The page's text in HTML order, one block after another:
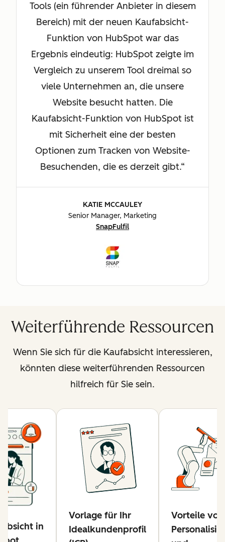
Tools (ein führender Anbieter in diesem
Bereich) mit der neuen Kaufabsicht-
Funktion von HubSpot war das
Ergebnis eindeutig: HubSpot zeigte im
Vergleich zu unserem Tool dreimal so
viele Unternehmen an, die unsere
Website besucht hatten. Die
Kaufabsicht-Funktion von HubSpot ist
mit Sicherheit eine der besten
Optionen zum Tracken von Website-
Besuchenden, die es derzeit gibt.
KATIE MCCAULEY
Senior Manager, Marketing
SnapFulfil
Weiterführende Ressourcen
Wenn Sie sich für die Kaufabsicht interessieren,
könnten diese weiterführenden Ressourcen
hilfreich für Sie sein.
in
Vorlage für Ihr
Idealkundenprofil
Vorteile von